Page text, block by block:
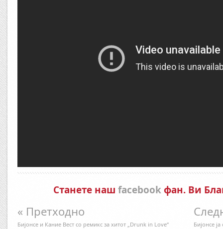
Станете наш facebookфан. Ви
« Претходно
Бијонсе и Кание Вест со ремикс за хитот „Drunk in Love“ Бијонсе